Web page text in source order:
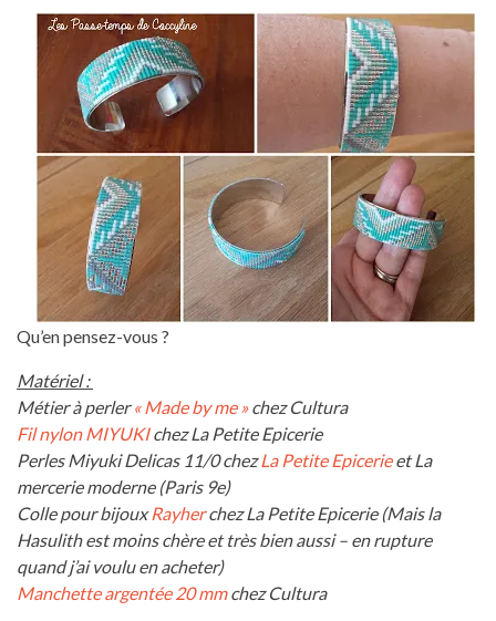
Qu’en pensez-vous ?
Matériel :
Métier à perler« Made by me »chez Cultura
Fil nylon MIYUKIchez La Petite Epicerie
Perles Miyuki Delicas 11/0 chezLa Petite Epicerieet La
mercerie moderne (Paris 9e)
Colle pour bijouxRayherchez La Petite Epicerie (Mais la
Hasulith est moins chère et très bien aussi – en rupture
quand j’ai voulu en acheter)
Manchette argentée 20 mmchez Cultura